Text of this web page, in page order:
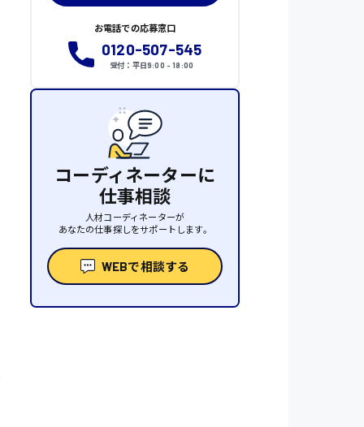
お電話での応募窓口
0120-507-545
受付：平日9:00 - 18:00
コーディネーターに
仕事相談
人材コーディネーターが
あなたの仕事探しをサポートします。
WEBで相談する